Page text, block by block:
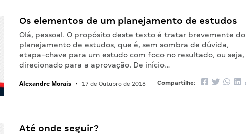
Os elementos de um planejamento de estudos
Olá, pessoal. O propósito deste texto é tratar brevemente do
planejamento de estudos, que é, sem sombra de dúvida,
etapa-chave para um estudo com foco no resultado, ou seja,
direcionado para a aprovação. De início…
Alexandre Morais • 17 de Outubro de 2018 Compartilhe:
Até onde seguir?